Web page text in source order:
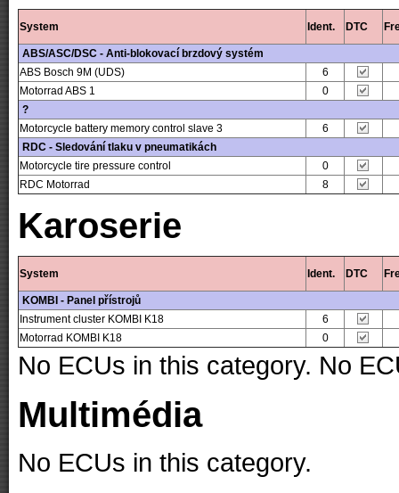
System Ident. DTC
ABS/ASC/DSC - Anti-blokovací brzdový systém
ABS Bosch 9M (UDS)
6
Motorrad ABS 1
0
?
Motorcycle battery memory control slave 3
6
RDC - Sledování tlaku v pneumatikách
Motorcycle tire pressure control
0
RDC Motorrad
8
Karoserie
System Ident. DTC
KOMBI - Panel přístrojů
Instrument cluster KOMBI K18
6
Motorrad KOMBI K18
0
No ECUs in this category. No
Multimédia
No ECUs in this category.